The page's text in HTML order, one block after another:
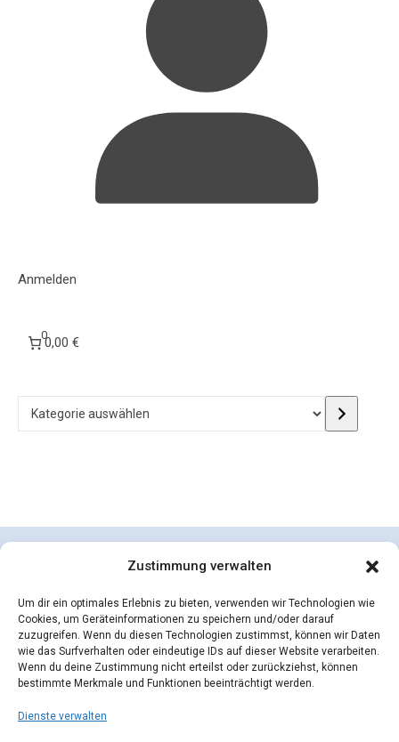
Zustimmung verwalten
Um dir ein optimales Erlebnis zu bieten, verwenden wir Technologien wie
Cookies, um Geräteinformationen zu speichern und/oder darauf
zuzugreifen. Wenn du diesen Technologien zustimmst, können wir Daten
wie das Surfverhalten oder eindeutige IDs auf dieser Website verarbeiten.
Wenn du deine Zustimmung nicht erteilst oder zurückziehst, können
bestimmte Merkmale und Funktionen beeinträchtigt werden.
Dienste verwalten
Anmelden
00,00 €
Kategorie auswählen